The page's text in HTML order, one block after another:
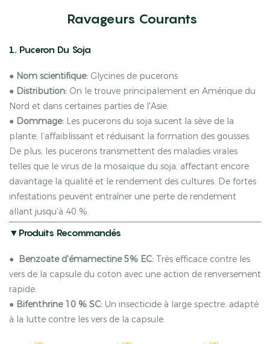
Ravageurs Courants
1. Puceron Du Soja
● Nom scientifique: Glycines de pucerons
● Distribution: On le trouve principalement en Amérique du
Nord et dans certaines parties de l'Asie.
● Dommage: Les pucerons du soja sucent la sève de la
plante, l’affaiblissant et réduisant la formation des gousses.
De plus, les pucerons transmettent des maladies virales
telles que le virus de la mosaïque du soja, affectant encore
davantage la qualité et le rendement des cultures. De fortes
infestations peuvent entraîner une perte de rendement
allant jusqu'à 40 %.
▼Produits Recommandés
● Benzoate d'émamectine 5% EC: Très efficace contre les
vers de la capsule du coton avec une action de renversement
rapide.
● Bifenthrine 10 % SC: Un insecticide à large spectre, adapté
à la lutte contre les vers de la capsule.